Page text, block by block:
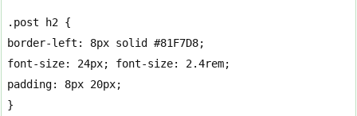
.post h2 {
border-left: 8px solid #81F7D8;
font-size: 24px; font-size: 2.4rem;
padding: 8px 20px;
}